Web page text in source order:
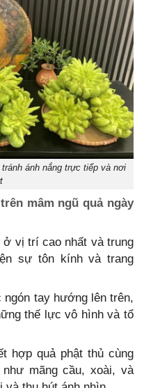
ánh nắng trực tiếp và nơi
mâm ngũ quả ngày
vị trí cao nhất và trung
sự tôn kính và trang
tay hướng lên trên,
thế lực vô hình và tổ
hợp quả phật thủ cùng
mãng cầu, xoài, và